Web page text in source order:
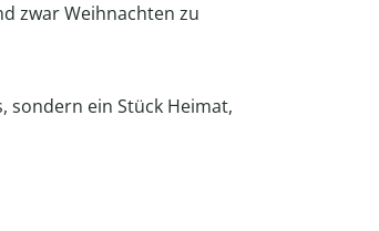
zwar Weihnachten zu
sondern ein Stück Heimat,